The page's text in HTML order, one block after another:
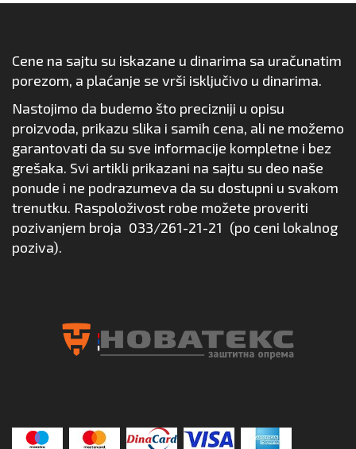
Cene na sajtu su iskazane u dinarima sa uračunatim
porezom, a plaćanje se vrši isključivo u dinarima.
Nastojimo da budemo što precizniji u opisu
proizvoda, prikazu slika i samih cena, ali ne možemo
garantovati da su sve informacije kompletne i bez
grešaka. Svi artikli prikazani na sajtu su deo naše
ponude i ne podrazumeva da su dostupni u svakom
trenutku. Raspoloživost robe možete proveriti
pozivanjem broja 033/261-21-21 (po ceni lokalnog
poziva).